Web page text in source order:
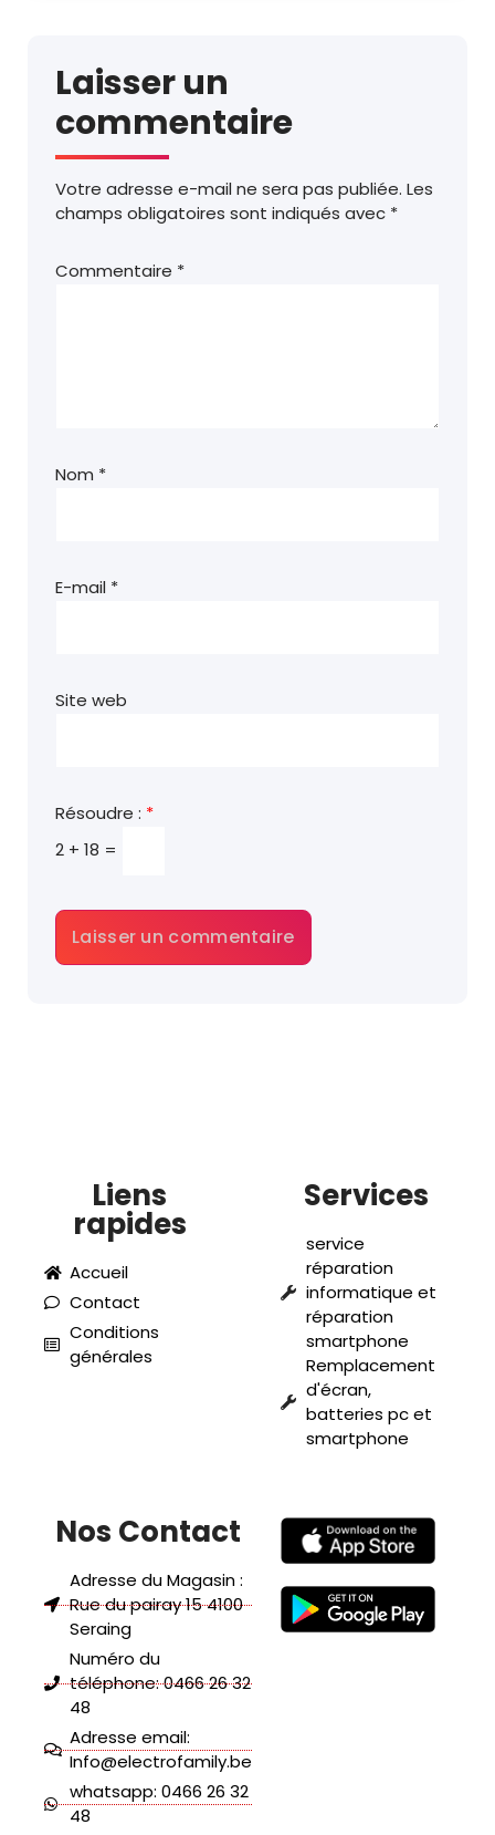
Laisser un
commentaire
Votre adresse e-mail ne sera pas publiée. Les
champs obligatoires sont indiqués avec *
Commentaire *
Nom *
E-mail *
Site web
Résoudre : *
2 + 18 =
Liens
rapides
Accueil
Contact
Conditions
générales
Services
service
réparation
informatique et
réparation
smartphone
Remplacement
d'écran,
batteries pc et
smartphone
Nos Contact
Adresse du Magasin :
Rue du pairay 15 4100
Seraing
Numéro du
téléphone: 0466 26 32
48
Adresse email:
Info@electrofamily.be
whatsapp: 0466 26 32
48